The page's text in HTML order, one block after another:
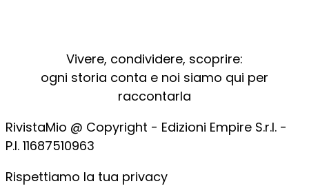
Vivere, condividere, scoprire:
ogni storia conta e noi siamo qui per
raccontarla
RivistaMio @ Copyright - Edizioni Empire S.r.l. -
P.I. 11687510963​
Rispettiamo la tua privacy